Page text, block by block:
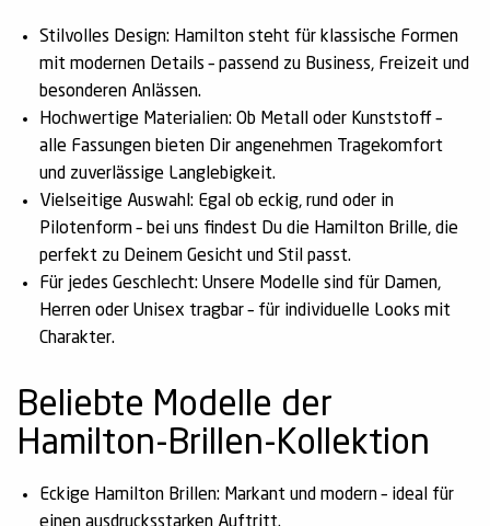
Stilvolles Design: Hamilton steht für klassische Formen
mit modernen Details – passend zu Business, Freizeit und
besonderen Anlässen.
Hochwertige Materialien: Ob Metall oder Kunststoff –
alle Fassungen bieten Dir angenehmen Tragekomfort
und zuverlässige Langlebigkeit.
Vielseitige Auswahl: Egal ob eckig, rund oder in
Pilotenform – bei uns findest Du die Hamilton Brille, die
perfekt zu Deinem Gesicht und Stil passt.
Für jedes Geschlecht: Unsere Modelle sind für Damen,
Herren oder Unisex tragbar – für individuelle Looks mit
Charakter.
Beliebte Modelle der
Hamilton-Brillen-Kollektion
Eckige Hamilton Brillen: Markant und modern – ideal für